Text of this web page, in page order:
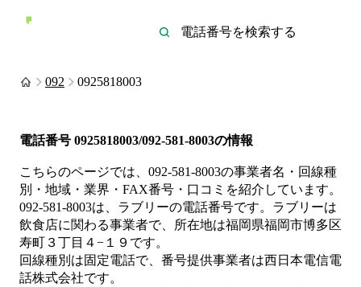
092 0925818003
電話番号 0925818003/092-581-8003の情報
こちらのページでは、 092-581-8003の事業者名・回線種
別・地域・業界・FAX番号・口コミを紹介しています。
092-581-8003は、 ラブリーの電話番号です。 ラブリーは
飲食店に関わる事業者で、所在地は福岡県福岡市博多区
寿町３丁目４−１９ です。
回線種別は固定電話で、番号提供事業者は西日本電信電
話株式会社です。